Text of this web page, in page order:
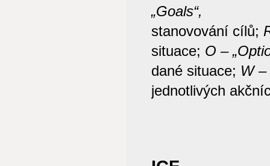
„Goals“,
stanovování cílů;
situace; O –
dané situace; W –
jednotlivých